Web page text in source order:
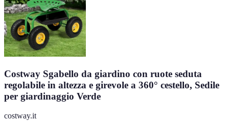
Costway Sgabello da giardino con ruote seduta
regolabile in altezza e girevole a 360° cestello, Sedile
per giardinaggio Verde
costway.it